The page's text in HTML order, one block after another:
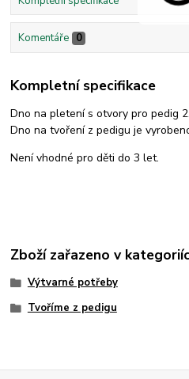
Komentáře 0
Kompletní specifikace
Dno na pletení s otvory pro pedig
Dno na tvoření z pedigu je
Není vhodné pro děti do 3 let.
Zboží zařazeno v
Výtvarné potřeby
Tvoříme z pedigu